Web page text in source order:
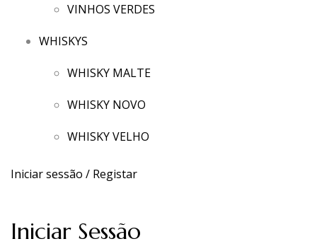
VINHOS VERDES
WHISKYS
WHISKY MALTE
WHISKY NOVO
WHISKY VELHO
Iniciar sessão / Registar
Iniciar Sessão